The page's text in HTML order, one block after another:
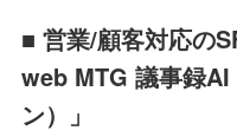
■ 営業/顧客対応の
web MTG 議事録
ン）」